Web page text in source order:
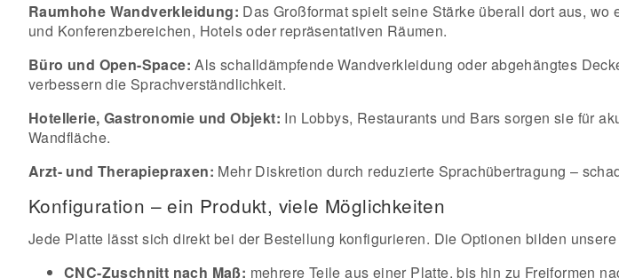
Raumhohe Wandverkleidung: Das Großformat spielt seine Stärke überall dort aus,
und Konferenzbereichen, Hotels oder repräsentativen Räumen.
Büro und Open-Space: Als schalldämpfende Wandverkleidung oder abgehängtes
verbessern die Sprachverständlichkeit.
Hotellerie, Gastronomie und Objekt: In Lobbys, Restaurants und Bars sorgen sie für
Wandfläche.
Arzt- und Therapiepraxen: Mehr Diskretion durch reduzierte Sprachübertragung –
Konfiguration – ein Produkt, viele Möglichkeiten
Jede Platte lässt sich direkt bei der Bestellung konfigurieren. Die Optionen bilden
CNC-Zuschnitt nach Maß: mehrere Teile aus einer Platte, bis hin zu Freiformen